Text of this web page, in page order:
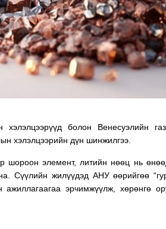
болон Венесуэлийн
хэлэлцээрийн дүн шинжилгээ.
шороон элемент, литийн нөөц нь
Сүүлийн жилүүдэд АНУ өөрийгөө
эрчимжүүлж, хөрөнгө